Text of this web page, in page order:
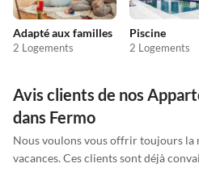
Adapté aux familles
2 Logements
Piscine
2 Logements
Avis clients de nos
dans Fermo
Nous voulons vous offrir toujours la
vacances. Ces clients sont déjà